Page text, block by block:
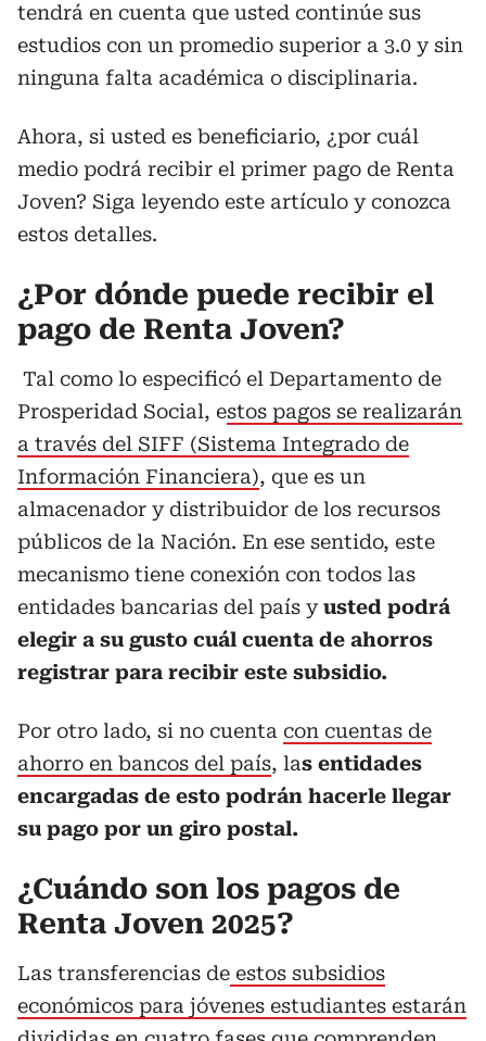
tendrá en cuenta que usted continúe sus
estudios con un promedio superior a 3.0 y sin
ninguna falta académica o disciplinaria.
Ahora, si usted es beneficiario, ¿por cuál
medio podrá recibir el primer pago de Renta
Joven? Siga leyendo este artículo y conozca
estos detalles.
¿Por dónde puede recibir el
pago de Renta Joven?
Tal como lo especificó el Departamento de
Prosperidad Social, estos pagos se realizarán
a través del SIFF (Sistema Integrado de
Información Financiera), que es un
almacenador y distribuidor de los recursos
públicos de la Nación. En ese sentido, este
mecanismo tiene conexión con todos las
entidades bancarias del país yusted podrá
elegir a su gusto cuál cuenta de ahorros
registrar para recibir este subsidio.
Por otro lado, si no cuenta con cuentas de
ahorro en bancos del país, las entidades
encargadas de esto podrán hacerle llegar
su pago por un giro postal.
¿Cuándo son los pagos de
Renta Joven 2025?
Las transferencias de estos subsidios
económicos para jóvenes estudiantes estarán